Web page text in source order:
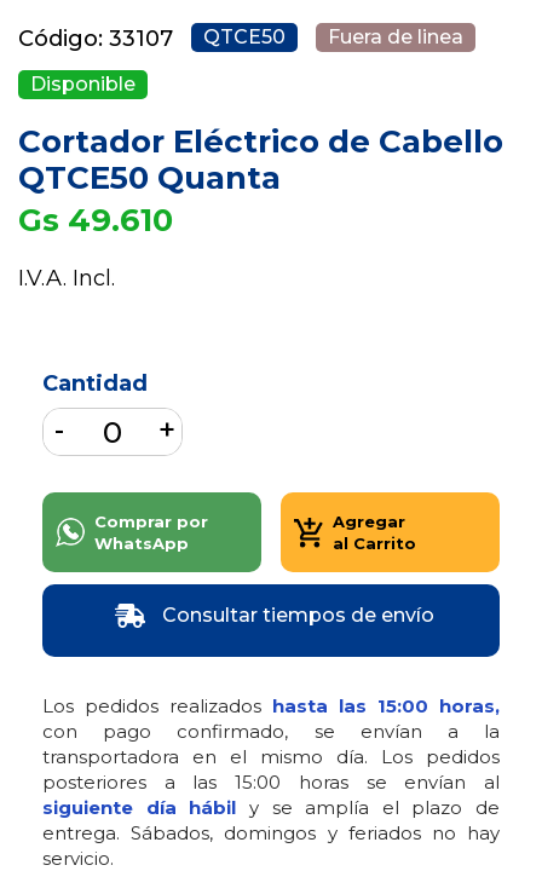
Código: 33107 QTCE50 Fuera de linea
Disponible
Cortador Eléctrico de Cabello
QTCE50 Quanta
Gs 49.610
I.V.A. Incl.
Cantidad
Comprar por
WhatsApp
Agregar
al Carrito
Consultar tiempos de envío
Los pedidos realizados hasta las 15:00 horas,
con pago confirmado, se envían a la
transportadora en el mismo día. Los pedidos
posteriores a las 15:00 horas se envían al
siguiente día hábil y se amplía el plazo de
entrega. Sábados, domingos y feriados no hay
servicio.